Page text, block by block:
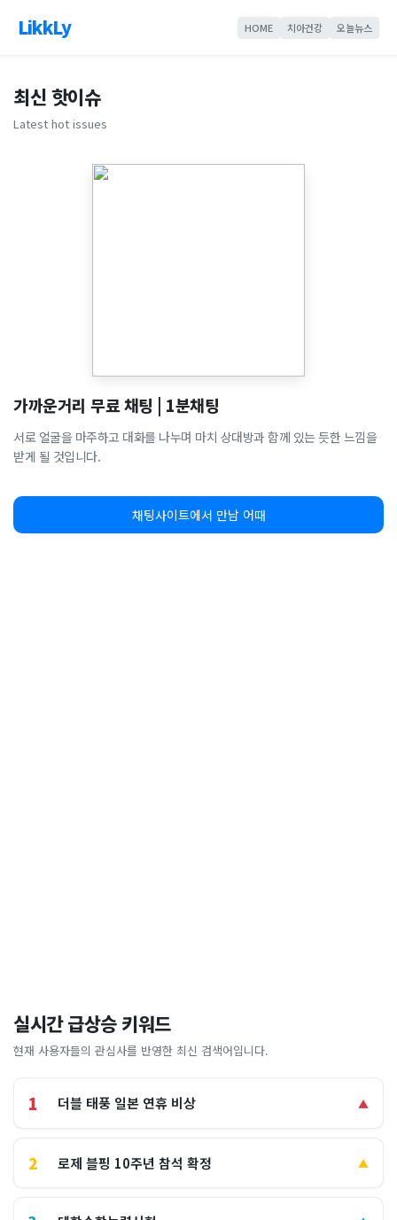
LikkLy HOME 치아건강 오늘뉴스
최신 핫이슈
Latest hot issues
가까운거리 무료 채팅 | 1분채팅
서로 얼굴을 마주하고 대화를 나누며 마치 상대방과 함께 있는 듯한 느낌을
받게 될 것입니다.
채팅사이트에서 만남 어때
실시간 급상승 키워드
현재 사용자들의 관심사를 반영한 최신 검색어입니다.
1 더블 태풍 일본 연휴 비상 ▲
2 로제 블핑 10주년 참석 확정 ▲